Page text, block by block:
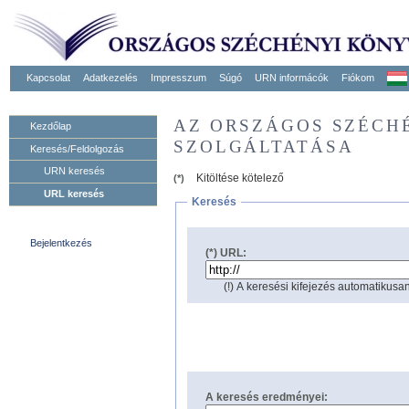
Kapcsolat Adatkezelés Impresszum Súgó URN informácók Fiókom
Kezdőlap
Keresés/Feldolgozás
URN keresés
URL keresés
Bejelentkezés
AZ ORSZÁGOS
SZOLGÁLTATÁSA
(*)
Kitöltése kötelező
Keresés
(*) URL:
(!) A keresési kifejezés
A keresés eredményei: